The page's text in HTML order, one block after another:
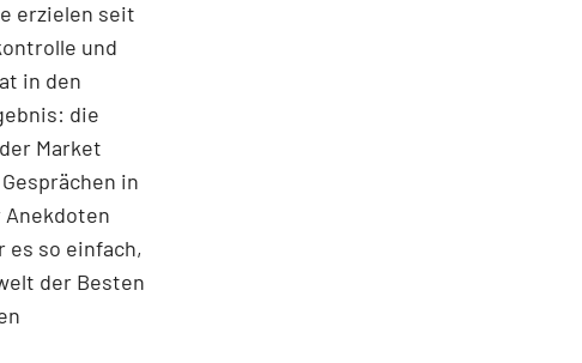
erzielen seit
und
in den
die
Market
in
Anekdoten
es so einfach,
der Besten